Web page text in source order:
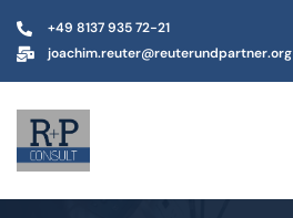
+49 8137 935 72-21
joachim.reuter@reuterundpartner.org